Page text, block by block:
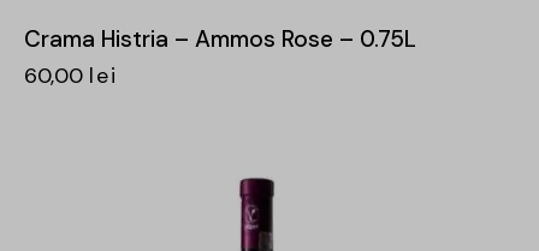
Crama Histria – Ammos Rose – 0.75L
60,00 lei